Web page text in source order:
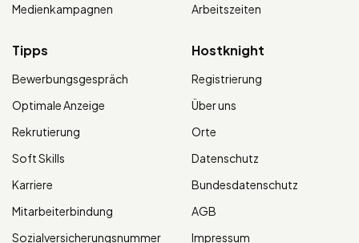
Medienkampagnen
Arbeitszeiten
Tipps
Bewerbungsgespräch
Optimale Anzeige
Rekrutierung
Soft Skills
Karriere
Mitarbeiterbindung
Sozialversicherungsnummer
Hostknight
Registrierung
Über uns
Orte
Datenschutz
Bundesdatenschutz
AGB
Impressum